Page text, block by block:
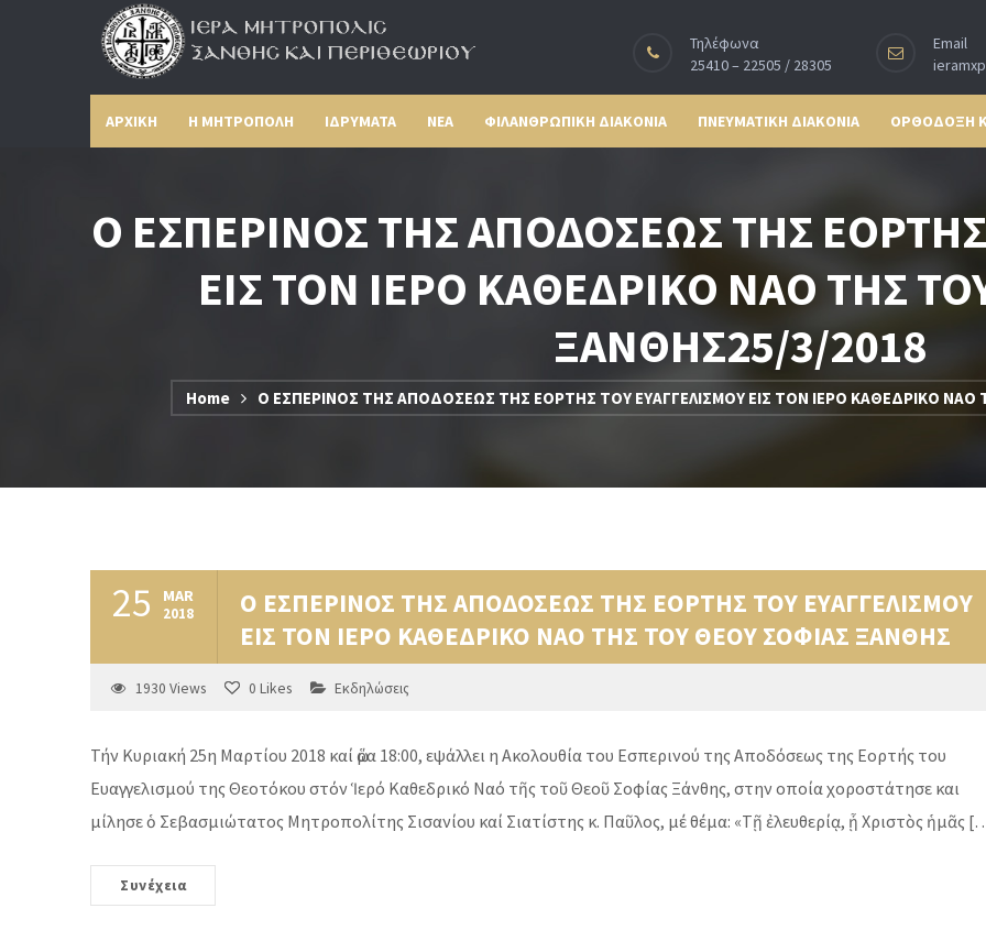
Τηλέφωνα
25410 – 22505 / 28305
Email
ΑΡΧΙΚΗ Η ΜΗΤΡΟΠΟΛΗ ΙΔΡΥΜΑΤΑ ΝΕΑ ΦΙΛΑΝΘΡΩΠΙΚΗ ΔΙΑΚΟΝΙΑ ΠΝΕΥΜΑΤΙΚΗ ΔΙΑΚΟΝΙΑ ΟΡΘΟΔΟΞΗ
Ο ΕΣΠΕΡΙΝΟΣ ΤΗΣ ΑΠΟΔΟΣΕΩΣ ΤΗΣ
ΕΙΣ ΤΟΝ ΙΕΡΟ ΚΑΘΕΔΡΙΚΟ ΝΑΟ ΤΗΣ
ΞΑΝΘΗΣ25/3/2018
Home Ο ΕΣΠΕΡΙΝΟΣ ΤΗΣ ΑΠΟΔΟΣΕΩΣ ΤΗΣ ΕΟΡΤΗΣ ΤΟΥ ΕΥΑΓΓΕΛΙΣΜΟΥ ΕΙΣ ΤΟΝ ΙΕΡΟ ΚΑΘΕΔΡΙΚΟ
25 MAR
2018
Ο ΕΣΠΕΡΙΝΟΣ ΤΗΣ ΑΠΟΔΟΣΕΩΣ ΤΗΣ ΕΟΡΤΗΣ ΤΟΥ ΕΥΑΓΓΕΛΙΣΜΟΥ
ΕΙΣ ΤΟΝ ΙΕΡΟ ΚΑΘΕΔΡΙΚΟ ΝΑΟ ΤΗΣ ΤΟΥ ΘΕΟΥ ΣΟΦΙΑΣ ΞΑΝΘΗΣ
1930 Views 0 Likes Εκδηλώσεις
Τήν Κυριακή 25η Μαρτίου 2018 καί ὥρα 18:00, εψάλλει η Ακολουθία του Εσπερινού της Αποδόσεως της Εορτής του
Ευαγγελισμού της Θεοτόκου στόν Ἱερό Καθεδρικό Ναό τῆς τοῦ Θεοῦ Σοφίας Ξάνθης, στην οποία χοροστάτησε και
μίλησε ὁ Σεβασμιώτατος Μητροπολίτης Σισανίου καί Σιατίστης κ. Παῦλος, μέ θέμα: «Τῇ ἐλευθερίᾳ, ᾗ Χριστὸς ἡμᾶς
Συνέχεια